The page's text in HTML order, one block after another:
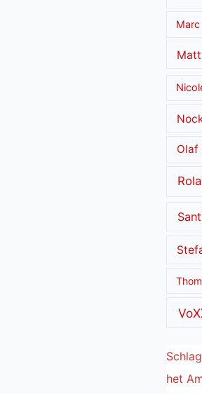
Marc
Olaf
het